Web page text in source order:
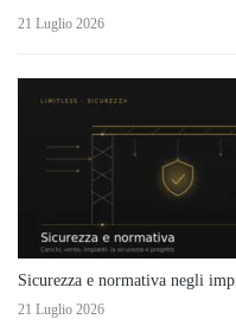
21 Luglio 2026
Sicurezza e normativa negli
21 Luglio 2026